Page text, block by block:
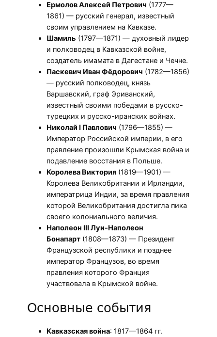
Ермолов Алексей Петрович (1777—
1861) — русский генерал, известный
своим управлением на Кавказе.
Шамиль (1797—1871) — духовный лидер
и полководец в Кавказской войне,
создатель имамата в Дагестане и Чечне.
Паскевич Иван Фёдорович (1782—1856)
— русский полководец, князь
Варшавский, граф Эриванский,
известный своими победами в русско-
турецких и русско-иранских войнах.
Николай I Павлович (1796—1855) —
Император Российской империи, в его
правление произошли Крымская война и
подавление восстания в Польше.
Королева Виктория (1819—1901) —
Королева Великобритании и Ирландии,
императрица Индии, за время правления
которой Великобритания достигла пика
своего колониального величия.
Наполеон III Луи-Наполеон
Бонапарт (1808—1873) — Президент
Французской республики и позднее
император Французов, во время
правления которого Франция
участвовала в Крымской войне.
Основные события
Кавказская война: 1817—1864 гг.